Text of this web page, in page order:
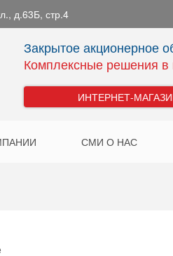
д.63Б, стр.4
Закрытое акционерное
Комплексные решения
ИНТЕРНЕТ-
СМИ О НАС